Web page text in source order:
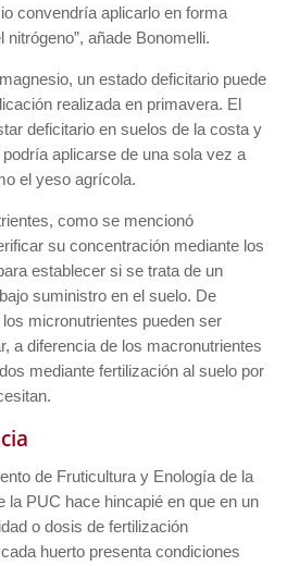
convendría aplicarlo en forma
nitrógeno”, añade Bonomelli.
un estado deficitario puede
realizada en primavera. El
deficitario en suelos de la costa y
aplicarse de una sola vez a
el yeso agrícola.
como se mencionó
su concentración mediante los
establecer si se trata de un
suministro en el suelo. De
micronutrientes pueden ser
a diferencia de los macronutrientes
mediante fertilización al suelo por
de Fruticultura y Enología de la
la PUC hace hincapié en que en un
o dosis de fertilización
huerto presenta condiciones